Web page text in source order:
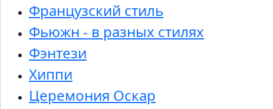
Французский стиль
Фьюжн - в разных стилях
Фэнтези
Хиппи
Церемония Оскар